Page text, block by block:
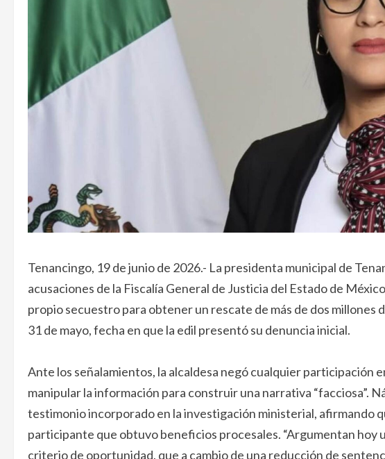
Tenancingo, 19 de junio de 2026.- La presidenta municipal de
acusaciones de la Fiscalía General de Justicia del Estado de
propio secuestro para obtener un rescate de más de dos millones
31 de mayo, fecha en que la edil presentó su denuncia inicial.
Ante los señalamientos, la alcaldesa negó cualquier participación
manipular la información para construir una narrativa “facciosa”.
testimonio incorporado en la investigación ministerial, afirmando
participante que obtuvo beneficios procesales. “Argumentan hoy
criterio de oportunidad, que a cambio de una reducción de